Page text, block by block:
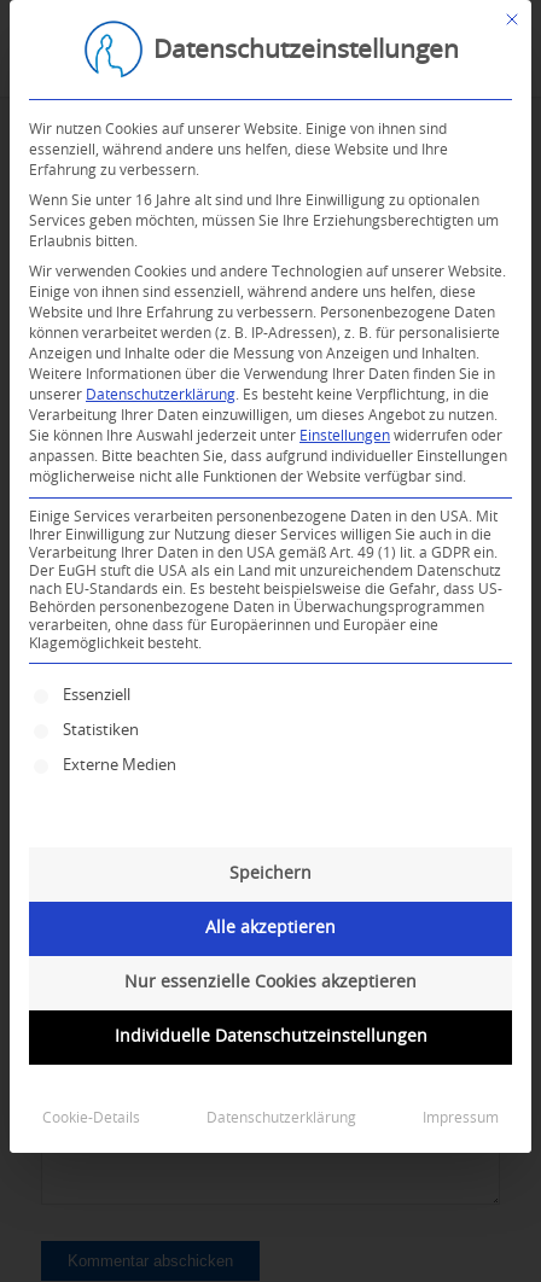
0
Dein Kommentar
An Diskussion beteiligen?
Hinterlassen Sie uns Ihren Kommentar!
Mit
Datenschutzeinstellungen
Wir nutzen Cookies auf unserer Website. Einige von ihnen sind
essenziell, während andere uns helfen, diese Website und Ihre
Erfahrung zu verbessern.
Wenn Sie unter 16 Jahre alt sind und Ihre Einwilligung zu optionalen
Services geben möchten, müssen Sie Ihre Erziehungsberechtigten um
Erlaubnis bitten.
Wir verwenden Cookies und andere Technologien auf unserer Website.
Einige von ihnen sind essenziell, während andere uns helfen, diese
Website und Ihre Erfahrung zu verbessern.
Personenbezogene Daten
können verarbeitet werden (z. B. IP-Adressen), z. B. für personalisierte
Anzeigen und Inhalte oder die Messung von Anzeigen und Inhalten.
Weitere Informationen über die Verwendung Ihrer Daten finden Sie in
unserer Datenschutzerklärung
Es besteht keine Verpflichtung, in die
Verarbeitung Ihrer Daten einzuwilligen, um dieses Angebot zu nutzen.
Sie können Ihre Auswahl jederzeit unter Einstellungen widerrufen oder
anpassen.
Bitte beachten Sie, dass aufgrund individueller Einstellungen
möglicherweise nicht alle Funktionen der Website verfügbar sind.
Einige Services verarbeiten personenbezogene Daten in den USA. Mit
Ihrer Einwilligung zur Nutzung dieser Services willigen Sie auch in die
Verarbeitung Ihrer Daten in den USA gemäß Art. 49 (1) lit. a GDPR ein.
Der EuGH stuft die USA als ein Land mit unzureichendem Datenschutz
nach EU-Standards ein. Es besteht beispielsweise die Gefahr, dass US-
Behörden personenbezogene Daten in Überwachungsprogrammen
verarbeiten, ohne dass für Europäerinnen und Europäer eine
Klagemöglichkeit besteht.
Es folgt eine Liste der Service-Gruppen, für die
Essenziell
Statistiken
Externe Medien
Speichern
Alle akzeptieren
Nur essenzielle Cookies akzeptieren
Individuelle Datenschutzeinstellungen
Cookie-Details Datenschutzerklärung Impressum